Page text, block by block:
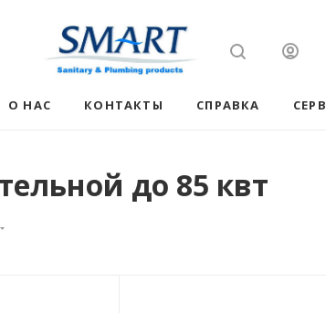
О НАС КОНТАКТЫ СПРАВКА
до 85 квт